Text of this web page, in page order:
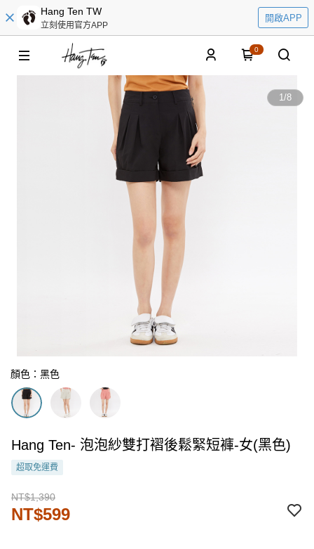
Hang Ten TW
立刻使用官方APP
開啟APP
0
1/8
顏色：黑色
Hang Ten- 泡泡紗雙打褶後鬆緊短褲-女(黑色)
超取免運費
NT$1,390
NT$599